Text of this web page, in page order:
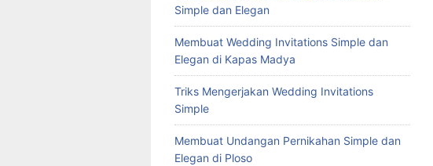
Simple dan Elegan
Membuat Wedding Invitations Simple dan
Elegan di Kapas Madya
Triks Mengerjakan Wedding Invitations
Simple
Membuat Undangan Pernikahan Simple dan
Elegan di Ploso